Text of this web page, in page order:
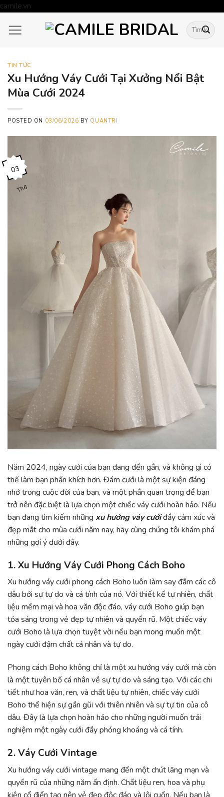
camile.vn
content
Tìm
kiếm:
TIN TỨC
Xu Hướng Váy Cưới Tại Xưởng Nổi Bật
Mùa Cưới 2024
POSTED ON 03/06/2026 BY QUANTRI
03
Th6
Năm 2024, ngày cưới của bạn đang đến gần, và không gì có
thể làm bạn phấn khích hơn. Đám cưới là một sự kiện đáng
nhớ trong cuộc đời của bạn, và một phần quan trọng để bạn
trở nên đặc biệt là lựa chọn một chiếc váy cưới hoàn hảo. Nếu
bạn đang tìm kiếm những xu hướng váy cướiđầy cảm xúc và
đẹp mắt cho mùa cưới năm nay, hãy cùng chúng tôi khám phá
những gợi ý dưới đây.
1. Xu Hướng Váy Cưới Phong Cách Boho
Xu hướng váy cưới phong cách Boho luôn làm say đắm các cô
dâu bởi sự tự do và cá tính của nó. Với thiết kế tự nhiên, chất
liệu mềm mại và hoa văn độc đáo, váy cưới Boho giúp bạn
tỏa sáng trong vẻ đẹp tự nhiên và quyến rũ. Một chiếc váy
cưới Boho là lựa chọn tuyệt vời nếu bạn mong muốn một
ngày cưới đậm chất cá nhân và tự do.
Phong cách Boho không chỉ là một xu hướng váy cưới mà còn
là một tuyên bố cá nhân về sự tự do và sáng tạo. Với các chi
tiết như hoa văn, ren, và chất liệu tự nhiên, chiếc váy cưới
Boho thể hiện sự gần gũi với thiên nhiên và sự tự tin của cô
dâu. Đây là lựa chọn hoàn hảo cho những người muốn trải
nghiệm một ngày cưới đầy phóng khoáng và cá tính.
2. Váy Cưới Vintage
Xu hướng váy cưới vintage mang đến một chút lãng mạn và
quyến rũ của những năm ấn định. Chất liệu ren, hoa và phụ